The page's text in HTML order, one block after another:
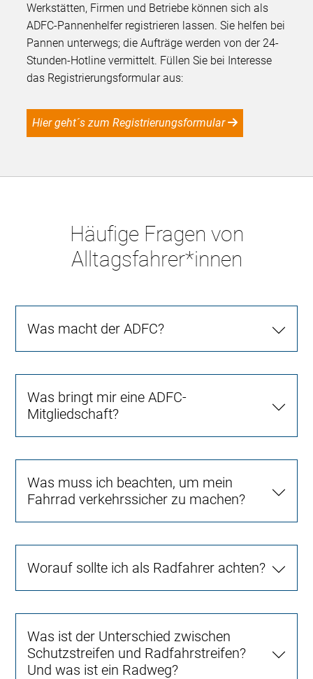
Werkstätten, Firmen und Betriebe können sich als
ADFC-Pannenhelfer registrieren lassen. Sie helfen bei
Pannen unterwegs; die Aufträge werden von der 24-
Stunden-Hotline vermittelt. Füllen Sie bei Interesse
das Registrierungsformular aus:
Hier geht´s zum Registrierungsformular
Häufige Fragen von
Alltagsfahrer*innen
Was macht der ADFC?
Was bringt mir eine ADFC-
Mitgliedschaft?
Was muss ich beachten, um mein
Fahrrad verkehrssicher zu machen?
Worauf sollte ich als Radfahrer achten?
Was ist der Unterschied zwischen
Schutzstreifen und Radfahrstreifen?
Und was ist ein Radweg?